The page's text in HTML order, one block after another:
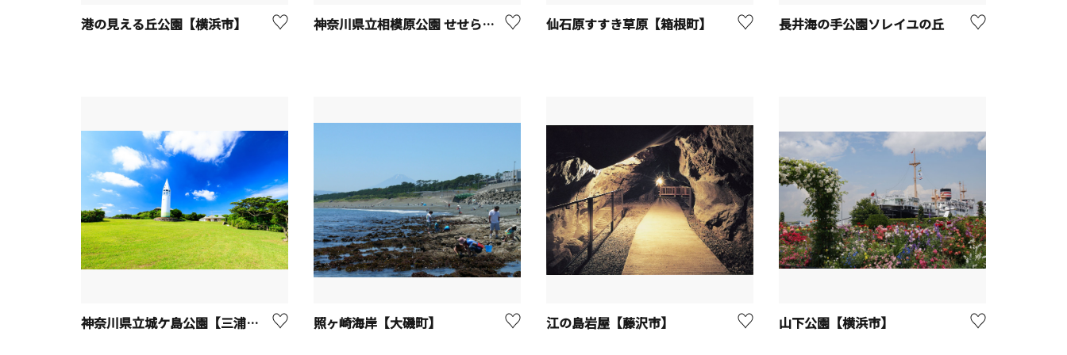
港の見える丘公園【横浜市】 神奈川県立相模原公園 せせらぎの園地区 じゃぶじゃぶゾーン 仙石原すすき草原【箱根町】 長井海の手公園ソレイユの丘
神奈川県立城ケ島公園【三浦市】 照ヶ崎海岸【大磯町】 江の島岩屋【藤沢市】 山下公園【横浜市】